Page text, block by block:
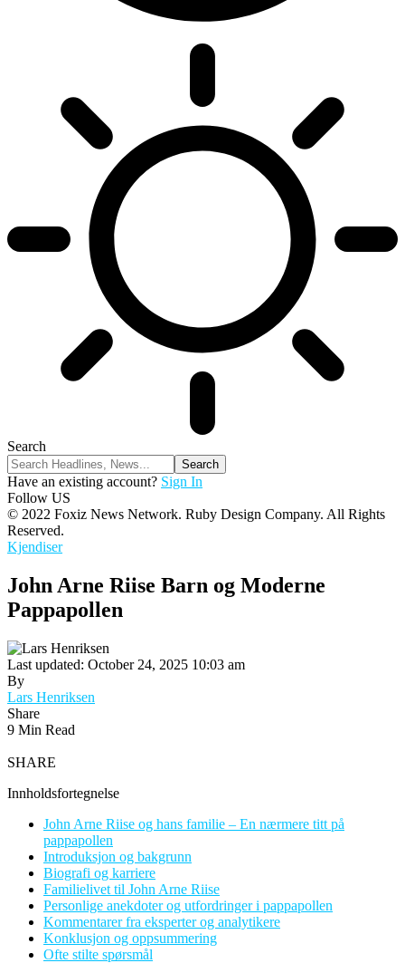
Search
Have an existing account? Sign In
Follow US
© 2022 Foxiz News Network. Ruby Design Company. All Rights
Reserved.
Kjendiser
John Arne Riise Barn og Moderne
Pappapollen
Last updated: October 24, 2025 10:03 am
By
Lars Henriksen
Share
9 Min Read
SHARE
Innholdsfortegnelse
John Arne Riise og hans familie – En nærmere titt på
pappapollen
Introduksjon og bakgrunn
Biografi og karriere
Familielivet til John Arne Riise
Personlige anekdoter og utfordringer i pappapollen
Kommentarer fra eksperter og analytikere
Konklusjon og oppsummering
Ofte stilte spørsmål